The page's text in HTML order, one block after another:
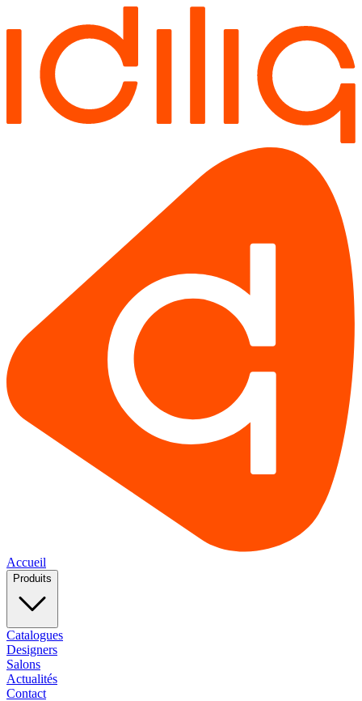
Accueil
Produits
Catalogues
Designers
Salons
Actualités
Contact